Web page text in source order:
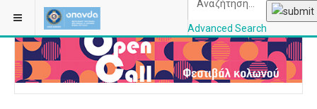
Advanced Search
ΒΡΊΣΚΕΣΤΕ ΕΔΏ: ΑΡΧΙΚΉ